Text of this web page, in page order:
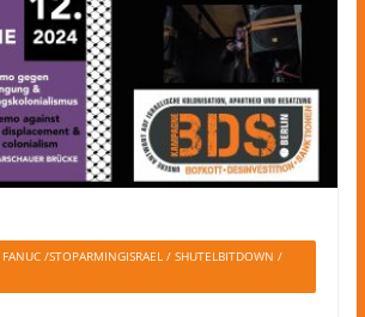
/STOPARMINGISRAEL / SHUTELBITDOWN /